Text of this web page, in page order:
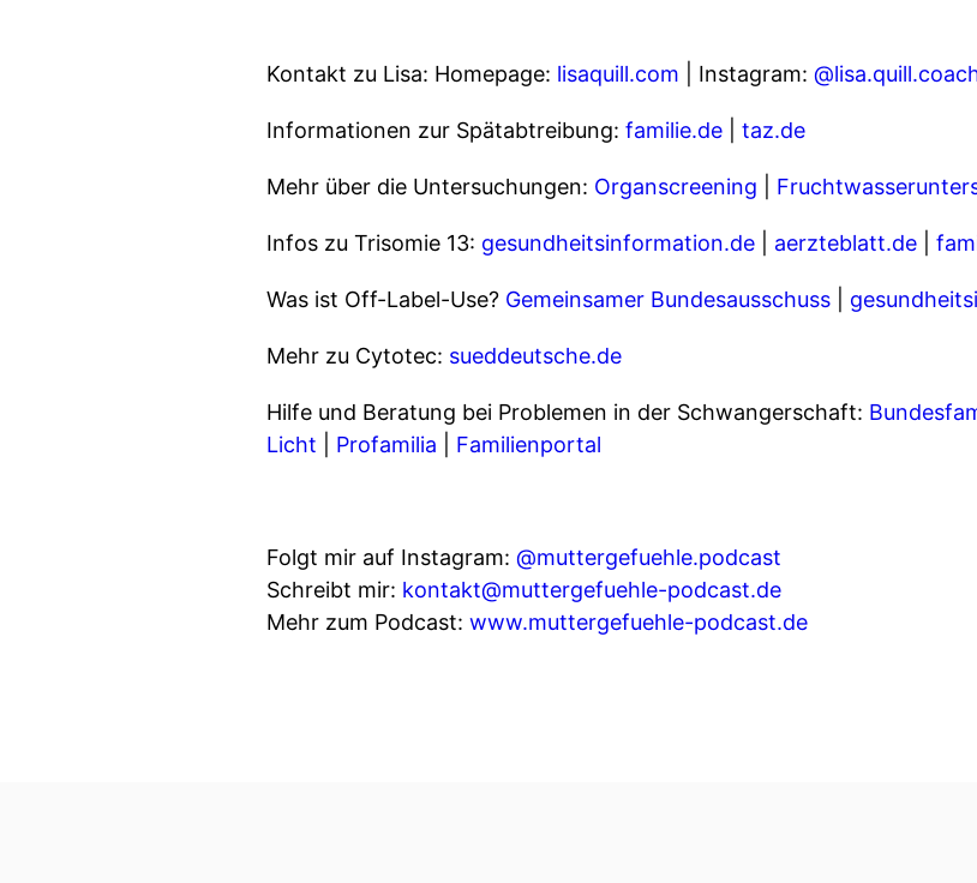
Kontakt zu Lisa: Homepage: lisaquill.com | Instagram:
Informationen zur Spätabtreibung: familie.de taz.de
Mehr über die Untersuchungen: Organscreening
Infos zu Trisomie 13: gesundheitsinformation.de aerzteblatt.de
Was ist Off-Label-Use? Gemeinsamer Bundesausschuss
Mehr zu Cytotec: sueddeutsche.de
Hilfe und Beratung bei Problemen in der Schwangerschaft:
Licht
Profamilia Familienportal
Folgt mir auf Instagram: @muttergefuehle.podcast
Schreibt mir: kontakt@muttergefuehle-podcast.de
Mehr zum Podcast: www.muttergefuehle-podcast.de